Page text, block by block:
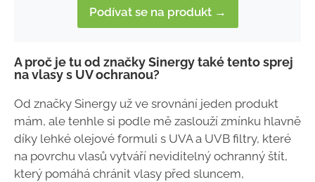
Podívat se na produkt →
A proč je tu od značky Sinergy také tento sprej
na vlasy s UV ochranou?
Od značky Sinergy už ve srovnání jeden produkt
mám, ale tenhle si podle mě zaslouží zmínku hlavně
díky lehké olejové formuli s UVA a UVB filtry, které
na povrchu vlasů vytváří neviditelný ochranný štít,
který pomáhá chránit vlasy před sluncem,